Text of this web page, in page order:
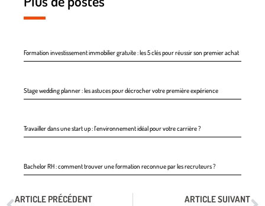
Formation investissement immobilier gratuite : les 5 clés pour réussir son premier achat
Stage wedding planner : les astuces pour décrocher votre première expérience
Travailler dans une start up : l’environnement idéal pour votre carrière ?
Bachelor RH : comment trouver une formation reconnue par les recruteurs ?
ARTICLE PRÉCÉDENT ARTICLE SUIVANT